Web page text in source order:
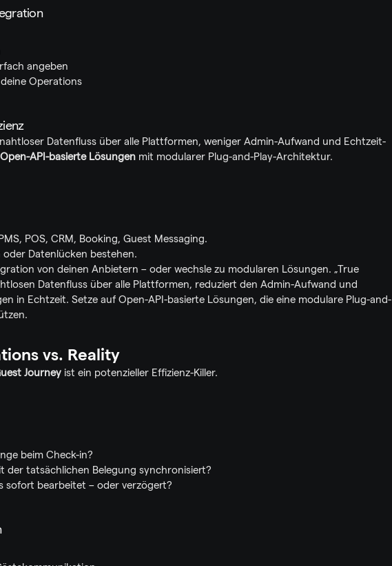
angeben
Operations
Datenfluss über alle Plattformen, weniger Admin-Aufwand und Echtzeit-
Open-API-basierte Lösungen mit modularer Plug-and-Play-Architektur.
POS, CRM, Booking, Guest Messaging.
Datenlücken bestehen.
von deinen Anbietern – oder wechsle zu modularen Lösungen. „True
Datenfluss über alle Plattformen, reduziert den Admin-Aufwand und
in Echtzeit. Setze auf Open-API-basierte Lösungen, die eine modulare Plug-and-
vs. Reality
Journey ist ein potenzieller Effizienz-Killer.
beim Check-in?
der tatsächlichen Belegung synchronisiert?
sofort bearbeitet – oder verzögert?